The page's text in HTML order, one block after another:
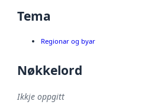
Tema
Regionar og byar
Nøkkelord
Ikkje oppgitt